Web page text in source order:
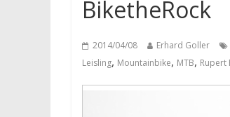
BiketheRock
2014/04/08 Erhard Goller
Leisling, Mountainbike, MTB, Rupert